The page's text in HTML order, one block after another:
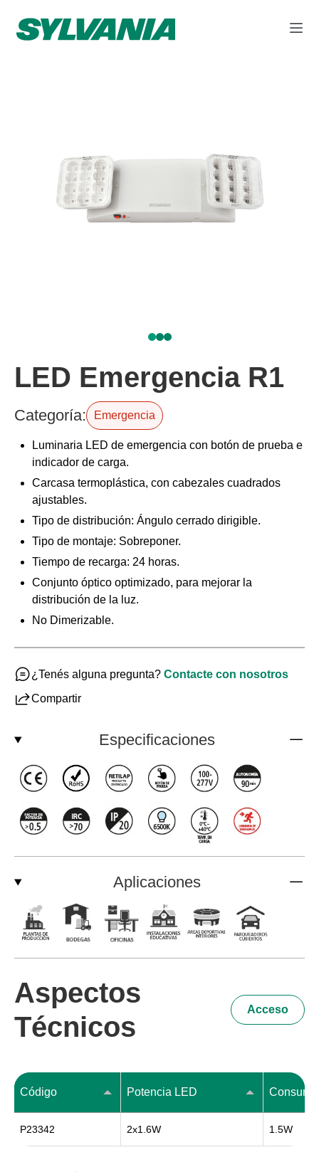
LED Emergencia R1
Categoría: Emergencia
Luminaria LED de emergencia con botón de prueba e
indicador de carga.
Carcasa termoplástica, con cabezales cuadrados
ajustables.
Tipo de distribución: Ángulo cerrado dirigible.
Tipo de montaje: Sobreponer.
Tiempo de recarga: 24 horas.
Conjunto óptico optimizado, para mejorar la
distribución de la luz.
No Dimerizable.
¿Tenés alguna pregunta? Contacte con nosotros
Compartir
Especificaciones
Aplicaciones
Aspectos
Técnicos
Acceso
Código Potencia LED
P23342 2x1.6W 1.5W